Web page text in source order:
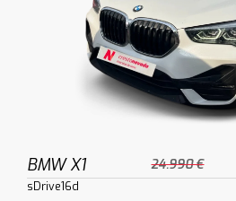
BMW X1 24.990 €
sDrive16d